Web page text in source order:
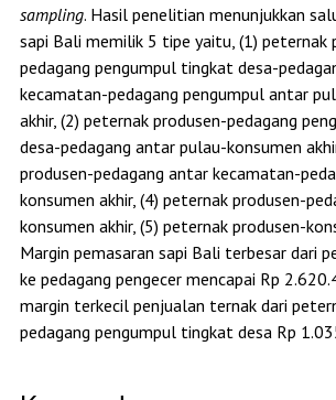
sampling. Hasil penelitian menunjukkan
sapi Bali memilik 5 tipe yaitu, (1) peternak
pedagang pengumpul tingkat desa-
kecamatan-pedagang pengumpul antar
akhir, (2) peternak produsen-pedagang
desa-pedagang antar pulau-konsumen
produsen-pedagang antar kecamatan-
konsumen akhir, (4) peternak produsen-
konsumen akhir, (5) peternak produsen-
Margin pemasaran sapi Bali terbesar dari
ke pedagang pengecer mencapai Rp
margin terkecil penjualan ternak dari
pedagang pengumpul tingkat desa Rp